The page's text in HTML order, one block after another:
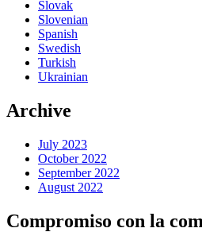
Slovak
Slovenian
Spanish
Swedish
Turkish
Ukrainian
Archive
July 2023
October 2022
September 2022
August 2022
Compromiso con la